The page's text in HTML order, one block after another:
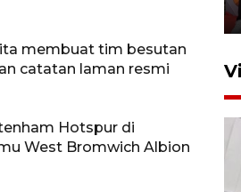
membuat tim besutan
catatan laman resmi
Hotspur di
West Bromwich Albion